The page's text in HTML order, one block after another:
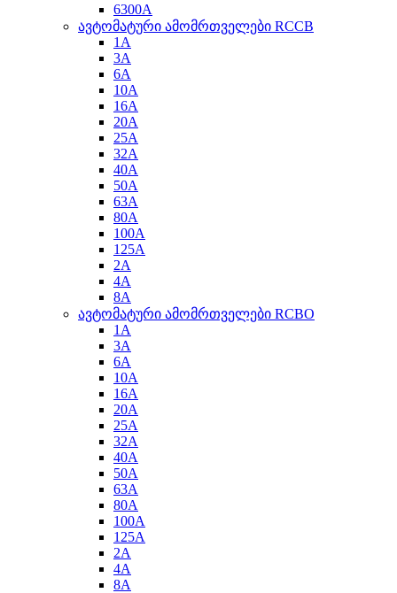
6300A
ავტომატური ამომრთველები RCCB
1A
3A
6A
10A
16A
20A
25A
32A
40A
50A
63A
80A
100A
125A
2A
4A
8A
ავტომატური ამომრთველები RCBO
1A
3A
6A
10A
16A
20A
25A
32A
40A
50A
63A
80A
100A
125A
2A
4A
8A